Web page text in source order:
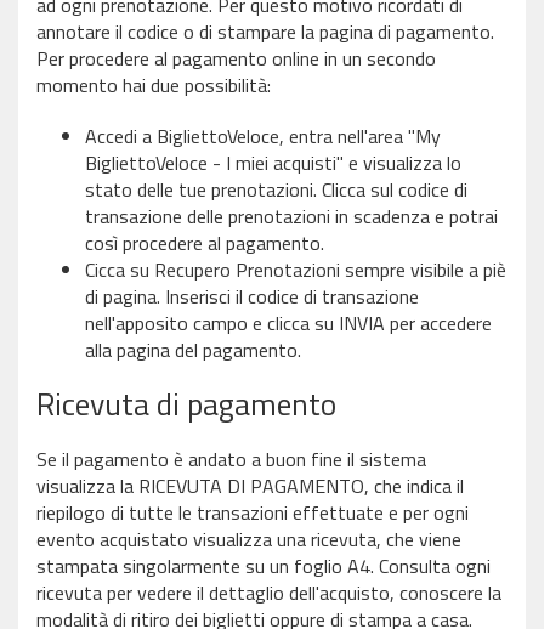
annotare il codice o di stampare la pagina di pagamento.
Per procedere al pagamento online in un secondo
momento hai due possibilità:
Accedi a BigliettoVeloce, entra nell'area "My
BigliettoVeloce - I miei acquisti" e visualizza lo
stato delle tue prenotazioni. Clicca sul codice di
transazione delle prenotazioni in scadenza e potrai
così procedere al pagamento.
Cicca su Recupero Prenotazioni sempre visibile a piè
di pagina. Inserisci il codice di transazione
nell'apposito campo e clicca su INVIA per accedere
alla pagina del pagamento.
Ricevuta di pagamento
Se il pagamento è andato a buon fine il sistema
visualizza la RICEVUTA DI PAGAMENTO, che indica il
riepilogo di tutte le transazioni effettuate e per ogni
evento acquistato visualizza una ricevuta, che viene
stampata singolarmente su un foglio A4. Consulta ogni
ricevuta per vedere il dettaglio dell'acquisto, conoscere la
modalità di ritiro dei biglietti oppure di stampa a casa.